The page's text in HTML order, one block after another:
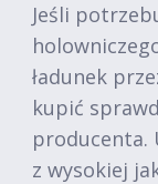
Jeśli
ładunek
kupić
producenta.
z wysokiej